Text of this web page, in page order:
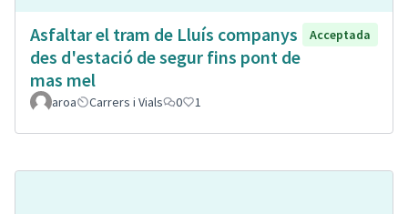
Asfaltar el tram de Lluís companys
des d'estació de segur fins pont de
mas mel
Acceptada
aroa Carrers i Vials 0 1